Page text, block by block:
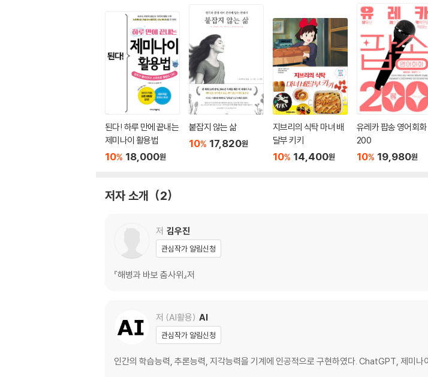
된다! 하루 만에 끝내는
제미나이 활용법
10% 18,000원
붙잡지 않는 삶
10% 17,820원
지브리의 식탁 마녀 배
달부 키키
10% 14,400원
유레카 팝송 영어회화
200
10% 19,980원
저자 소개 2
저 김우진
관심작가 알림신청
『해병과 바보 춤사위』저
저 (AI활용) AI
관심작가 알림신청
인간의 학습능력, 추론능력, 지각능력을 기계에 인공적으로 구현하였다. ChatGPT, 제미나